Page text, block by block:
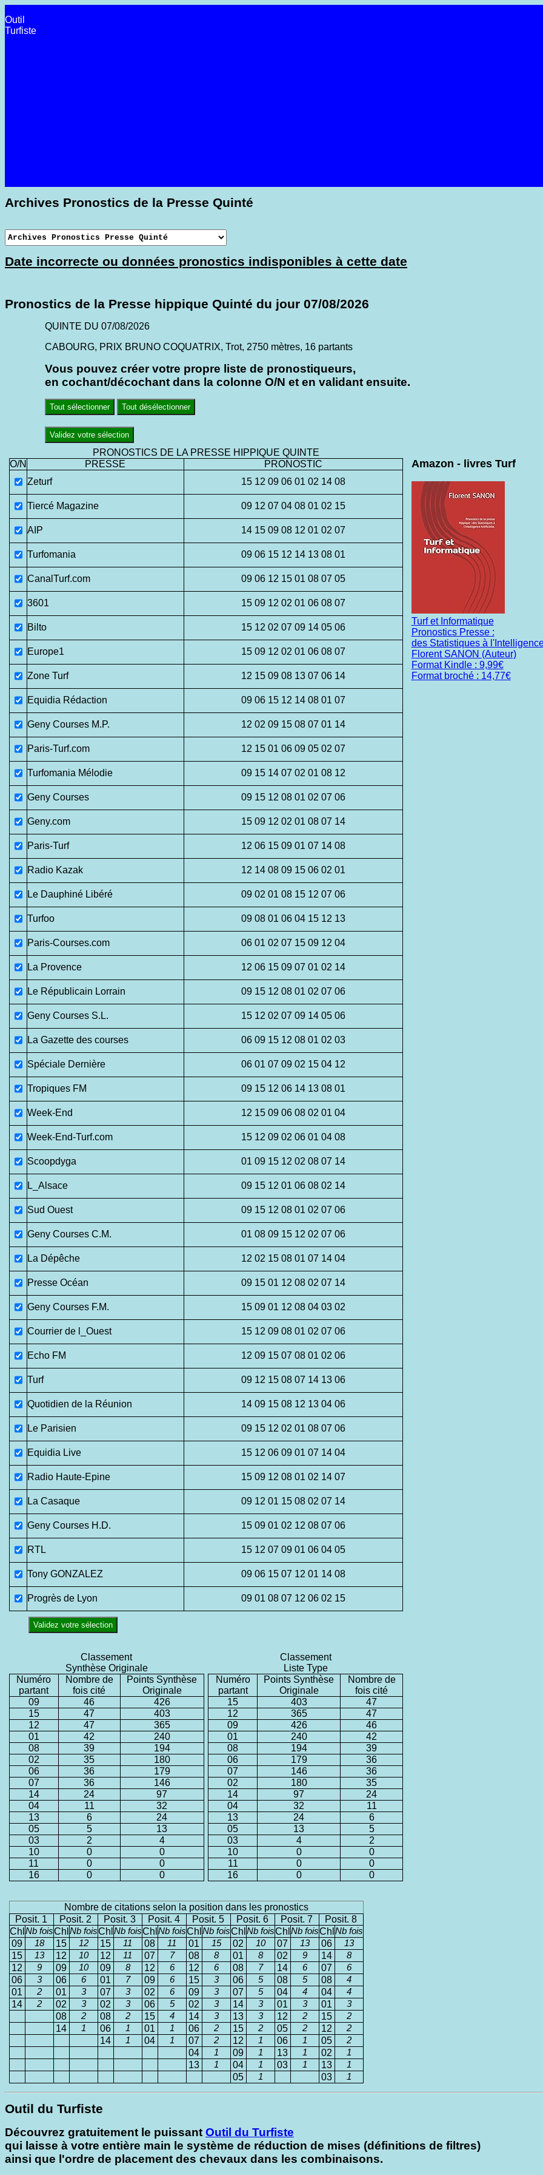
Outil
Turfiste
Archives Pronostics de la Presse Quinté
Date incorrecte ou données pronostics indisponibles à cette date
Pronostics de la Presse hippique Quinté du jour 07/08/2026
QUINTE DU 07/08/2026
CABOURG, PRIX BRUNO COQUATRIX, Trot, 2750 mètres, 16 partants
Vous pouvez créer votre propre liste de pronostiqueurs,
en cochant/décochant dans la colonne O/N et en validant ensuite.
Tout sélectionner Tout désélectionner
Validez votre sélection
PRONOSTICS DE LA PRESSE HIPPIQUE QUINTE
O/N
PRESSE
PRONOSTIC
Zeturf
15 12 09 06 01 02 14 08
Tiercé Magazine 09 12 07 04 08 01 02 15
AIP 14 15 09 08 12 01 02 07
Turfomania 09 06 15 12 14 13 08 01
CanalTurf.com 09 06 12 15 01 08 07 05
3601 15 09 12 02 01 06 08 07
Bilto 15 12 02 07 09 14 05 06
Europe1 15 09 12 02 01 06 08 07
Zone Turf 12 15 09 08 13 07 06 14
Equidia Rédaction 09 06 15 12 14 08 01 07
Geny Courses M.P. 12 02 09 15 08 07 01 14
Paris-Turf.com 12 15 01 06 09 05 02 07
Turfomania Mélodie 09 15 14 07 02 01 08 12
Geny Courses 09 15 12 08 01 02 07 06
Geny.com 15 09 12 02 01 08 07 14
Paris-Turf 12 06 15 09 01 07 14 08
Radio Kazak 12 14 08 09 15 06 02 01
Le Dauphiné Libéré 09 02 01 08 15 12 07 06
Turfoo 09 08 01 06 04 15 12 13
Paris-Courses.com 06 01 02 07 15 09 12 04
La Provence 12 06 15 09 07 01 02 14
Le Républicain Lorrain 09 15 12 08 01 02 07 06
Geny Courses S.L. 15 12 02 07 09 14 05 06
La Gazette des courses 06 09 15 12 08 01 02 03
Spéciale Dernière 06 01 07 09 02 15 04 12
Tropiques FM 09 15 12 06 14 13 08 01
Week-End 12 15 09 06 08 02 01 04
Week-End-Turf.com 15 12 09 02 06 01 04 08
Scoopdyga 01 09 15 12 02 08 07 14
L_Alsace 09 15 12 01 06 08 02 14
Sud Ouest 09 15 12 08 01 02 07 06
Geny Courses C.M. 01 08 09 15 12 02 07 06
La Dépêche 12 02 15 08 01 07 14 04
Presse Océan 09 15 01 12 08 02 07 14
Geny Courses F.M. 15 09 01 12 08 04 03 02
Courrier de l_Ouest 15 12 09 08 01 02 07 06
Echo FM 12 09 15 07 08 01 02 06
Turf 09 12 15 08 07 14 13 06
Quotidien de la Réunion 14 09 15 08 12 13 04 06
Le Parisien 09 15 12 02 01 08 07 06
Equidia Live 15 12 06 09 01 07 14 04
Radio Haute-Epine 15 09 12 08 01 02 14 07
La Casaque 09 12 01 15 08 02 07 14
Geny Courses H.D. 15 09 01 02 12 08 07 06
RTL 15 12 07 09 01 06 04 05
Tony GONZALEZ 09 06 15 07 12 01 14 08
Progrès de Lyon 09 01 08 07 12 06 02 15
Validez votre sélection
Amazon - livres Turf
Turf et Informatique
Pronostics Presse :
des Statistiques à
Florent SANON (Auteur)
Format Kindle : 9,99€
Format broché : 14,77€
Classement
Synthèse Originale
Numéro
partant
Nombre de
fois cité
Points Synthèse
Originale
09
46
426
15
47
403
12
47
365
01
42
240
08
39
194
02
35
180
06
36
179
07
36
146
14
24
97
04
11
32
13
6
24
05
5
13
03
2
4
10
0
0
11
0
0
16
0 0
Classement
Liste Type
Numéro
partant
Points Synthèse
Originale
Nombre de
fois cité
15
403
47
12
365
47
09
426
46
01
240
42
08
194
39
06
179
36
07
146
36
02
180
35
14
97
24
04
32
11
13
24
6
05
13
5
03
4
2
10
0
0
11
0
0
16
0 0
Nombre de citations selon la position dans les pronostics
Posit. 1
Posit. 2 Posit. 3 Posit. 4 Posit. 5 Posit. 6 Posit. 7 Posit. 8
ChlNb foisChlNb foisChlNb foisChlNb foisChlNb foisChlNb foisChlNb foisChlNb fois
09 18 15 12 15 11 08 11 01 15 02 10 07 13 06 13
15 13 12 10 12 11 07 7 08 8 01 8 02 9 14 8
12 9 09 10 09 8 12 6 12 6 08 7 14 6 07 6
06 3 06 6 01 7 09 6 15 3 06 5 08 5 08 4
01 2 01 3 07 3 02 6 09 3 07 5 04 4 04 4
14 2 02 3 02 3 06 5 02 3 14 3 01 3 01 3
08 2 08 2 15 4 14 3 13 3 12 2 15 2
14 1 06 1 01 1 06 2 15 2 05 2 12 2
14 1 04 1 07 2 12 1 06 1 05 2
04 1 09 1 13 1 02 1
13 1 04 1 03 1 13 1
05 1 03 1
Outil du Turfiste
Découvrez gratuitement le puissant Outil du Turfiste
qui laisse à votre entière main le système de réduction de mises (définitions de filtres)
ainsi que l'ordre de placement des chevaux dans les combinaisons.